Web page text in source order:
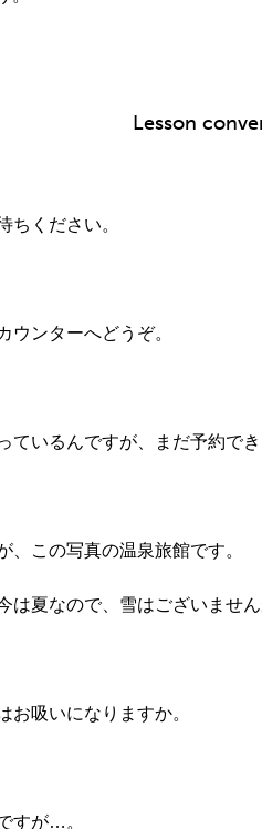
Lesson
ちください。
ウンターへどうぞ。
いるんですが、まだ予約でき
この写真の温泉旅館です。
は夏なので、雪はございませ
お吸いになりますか。
すが…。